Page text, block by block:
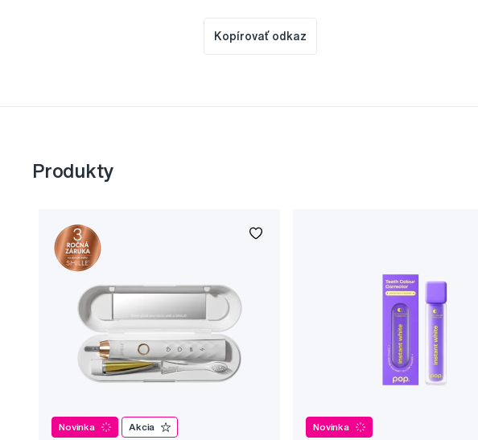
Kopírovať odkaz
Produkty
Novinka Akcia Novinka